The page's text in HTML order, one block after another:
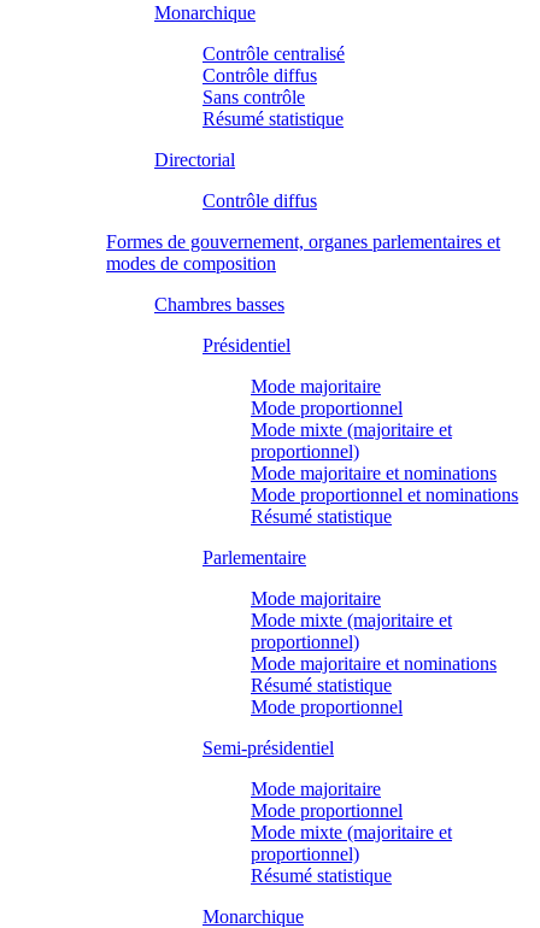
Monarchique
Contrôle centralisé
Contrôle diffus
Sans contrôle
Résumé statistique
Directorial
Contrôle diffus
Formes de gouvernement, organes parlementaires et
modes de composition
Chambres basses
Présidentiel
Mode majoritaire
Mode proportionnel
Mode mixte (majoritaire et
proportionnel)
Mode majoritaire et nominations
Mode proportionnel et nominations
Résumé statistique
Parlementaire
Mode majoritaire
Mode mixte (majoritaire et
proportionnel)
Mode majoritaire et nominations
Résumé statistique
Mode proportionnel
Semi-présidentiel
Mode majoritaire
Mode proportionnel
Mode mixte (majoritaire et
proportionnel)
Résumé statistique
Monarchique